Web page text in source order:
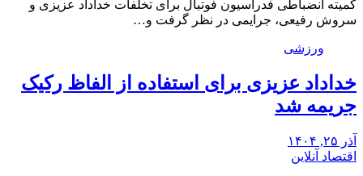
کمیته انضباطی فدراسیون فوتبال برای تخلفات خداداد عزیزی و
سروش رفیعی، جرایمی در نظر گرفت و…
ورزشی
خداداد عزیزی برای استفاده از الفاظ رکیک
جریمه شد
آذر ۲۵, ۱۴۰۴
اقتصاد آنلاین